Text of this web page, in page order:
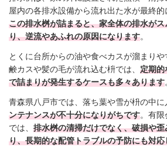
屋内の各排水設備から流れ出た水が最終的
この排水桝が詰まると、家全体の排水が
り、逆流やあふれの原因になります。
とくに台所からの油や食べカスが溜まり
鹸カスや髪の毛が流れ込む枡では、 定期的
で詰まりが発生するケースも多々あります
青森県八戸市では、落ち葉や雪が枡の中に
ンテナンスが不十分になりがちです。有限
では、 排水桝の清掃だけでなく、破損や
り、長期的な配管トラブルの予防にも対